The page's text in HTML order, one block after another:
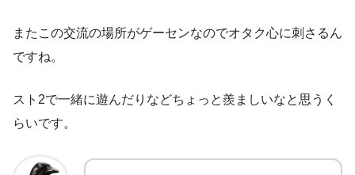
またこの交流の場所がゲーセンなのでオタク心に刺さるん
ですね。
スト2で一緒に遊んだりなどちょっと羨ましいなと思うく
らいです。